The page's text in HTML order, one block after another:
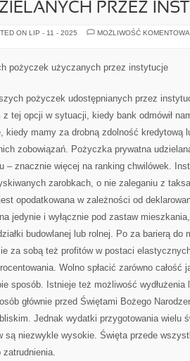
PRZEZ
ON LIP - 11 - 2025 MOŻLIWOŚĆ
pożyczek użyczanych przez instytucje
pożyczek udostępnianych przez
tej opcji w sytuacji, kiedy bank odmówił
kiedy mamy za drobną zdolność kredytową
zobowiązań. Pożyczka prywatna
– znacznie więcej na ranking chwilówek.
zarobkach, o nie zaleganiu z
opodatkowana w zależności od
jedynie i wyłącznie pod zastaw
budowlanej lub rolnej. Po za barierą do
za sobą też profitów w postaci
Wolno spłacić zarówno całość
sposób. Istnieje też możliwość wydłużenia
głównie przed Świętami Bożego
Jednak wydatki przygotowania wielu
są niezwykle wysokie. Święta przede
zatrudnienia.